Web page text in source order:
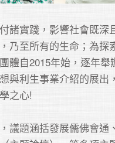
諸實踐，影響社會既深
乃至所有的生命；為探
體自2015年始，逐年舉
與利生事業介紹的展出
之心!
議題涵括發展儒佛會通